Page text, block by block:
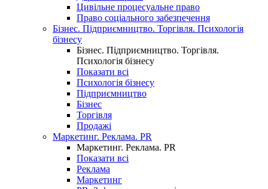
Цивільне процесуальне право
Право соціального забезпечення
Бізнес. Підприємництво. Торгівля. Психологія
бізнесу
Бізнес. Підприємництво. Торгівля.
Психологія бізнесу
Показати всі
Психологія бізнесу
Підприємництво
Бізнес
Торгівля
Продажі
Маркетинг. Реклама. PR
Маркетинг. Реклама. PR
Показати всі
Реклама
Маркетинг